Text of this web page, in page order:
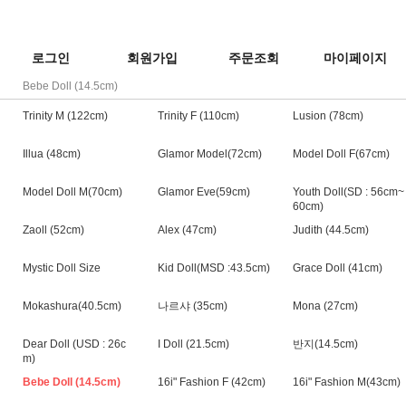
로그인 회원가입 주문조회 마이페이지
Bebe Doll (14.5cm)
Trinity M (122cm) Trinity F (110cm) Lusion (78cm)
Illua (48cm) Glamor Model(72cm) Model Doll F(67cm)
Model Doll M(70cm) Glamor Eve(59cm)
Youth Doll(SD : 56cm~
60cm)
Zaoll (52cm)
Alex (47cm) Judith (44.5cm)
Mystic Doll Size Kid Doll(MSD :43.5cm) Grace Doll (41cm)
Mokashura(40.5cm) 나르샤 (35cm) Mona (27cm)
Dear Doll (USD : 26c
m)
I Doll (21.5cm) 반지(14.5cm)
Bebe Doll (14.5cm) 16i" Fashion F (42cm) 16i" Fashion M(43cm)